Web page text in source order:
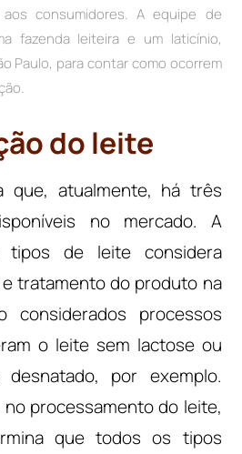
consumidores. A equipe de
fazenda leiteira e um laticínio,
Paulo, para contar como ocorrem
do leite
que, atualmente, há três
no mercado. A
tipos de leite considera
tratamento do produto na
considerados processos
o leite sem lactose ou
desnatado, por exemplo.
processamento do leite,
que todos os tipos